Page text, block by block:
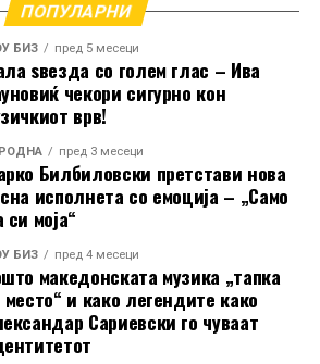
се толку многубројни што
во две автобиографски
спомени и тие траат цел
живот и кариерата. За жал, сè
на македонски јазик“, вели
РЕКЛАМА
ПОПУЛАРНИ
БИЗ пред 5 месеци
ѕвезда со голем глас – Ива
чекори сигурно кон
врв!
пред 3 месеци
Билбиловски претстави нова
исполнета со емоција – „Само
си моја“
БИЗ пред 4 месеци
македонската музика „тапка
место“ и како легендите како
Сариевски го чуваат